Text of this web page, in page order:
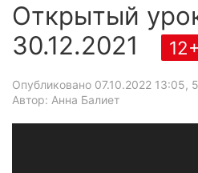
Открытый
30.12.2021
12+
Опубликовано 07.10.2022 13:05,
Автор: Анна Балиет